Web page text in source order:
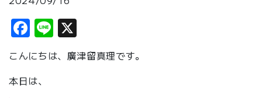
Facebook
Line
こんにちは、廣津留真理です。
本日は、